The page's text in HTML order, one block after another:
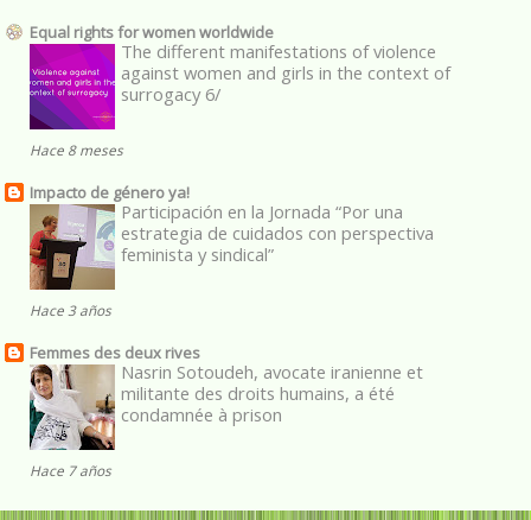
Equal rights for women worldwide
The different manifestations of violence
against women and girls in the context of
surrogacy 6/
Hace 8 meses
Impacto de género ya!
Participación en la Jornada “Por una
estrategia de cuidados con perspectiva
feminista y sindical”
Hace 3 años
Femmes des deux rives
Nasrin Sotoudeh, avocate iranienne et
militante des droits humains, a été
condamnée à prison
Hace 7 años